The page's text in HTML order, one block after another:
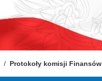
Protokoły komisji Finansów